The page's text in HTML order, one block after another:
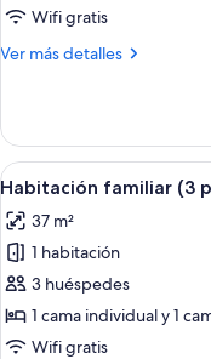
familiar
people)
Wifi gratis
Ver más detalles
Más
familiar
(4
people)
Abrir
todas
las
fotos
de
Habitación
familiar
8
Habitación familiar (3
37 m²
1 habitación
3 huéspedes
1 cama individual y 1
Wifi gratis